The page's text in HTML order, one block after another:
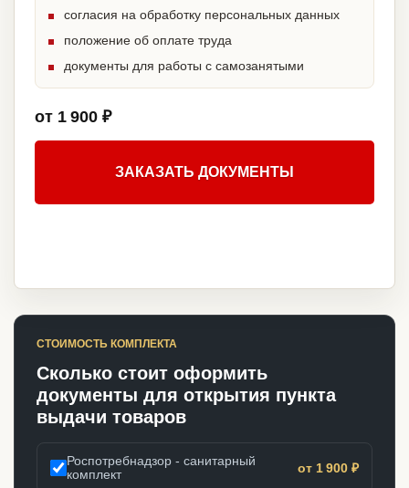
согласия на обработку персональных данных
положение об оплате труда
документы для работы с самозанятыми
от 1 900 ₽
ЗАКАЗАТЬ ДОКУМЕНТЫ
СТОИМОСТЬ КОМПЛЕКТА
Сколько стоит оформить
документы для открытия пункта
выдачи товаров
Роспотребнадзор - санитарный
комплект
от 1 900 ₽